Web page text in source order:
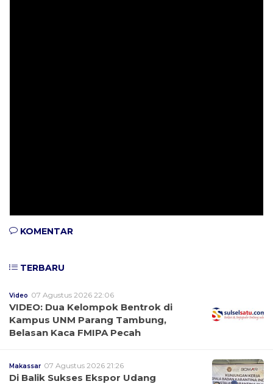
KOMENTAR
TERBARU
Video 07 Agustus 2026 22:06
VIDEO: Dua Kelompok Bentrok di
Kampus UNM Parang Tambung,
Belasan Kaca FMIPA Pecah
Makassar 07 Agustus 2026 21:26
Di Balik Sukses Ekspor Udang